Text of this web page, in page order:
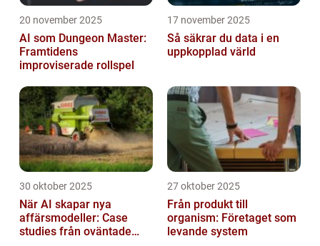
20 november 2025
AI som Dungeon Master:
Framtidens
improviserade rollspel
17 november 2025
Så säkrar du data i en
uppkopplad värld
30 oktober 2025
När AI skapar nya
affärsmodeller: Case
studies från oväntade
27 oktober 2025
Från produkt till
organism: Företaget som
levande system